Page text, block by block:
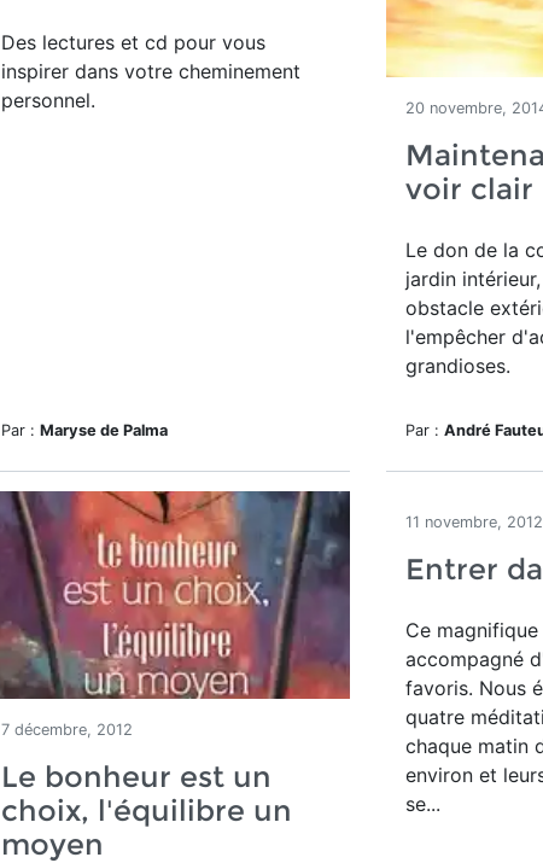
Des lectures et cd pour vous
inspirer dans votre cheminement
personnel.
Par : Maryse de Palma
20 novembre,
voir clair
Le don de la
jardin
obstacle
l'empêcher
grandioses.
Par : André
7 décembre, 2012
Le bonheur est un
choix, l'équilibre un
moyen
11 novembre, 2012
Entrer
Ce
accompagné
favoris. Nous
quatre
chaque matin
environ et
se...